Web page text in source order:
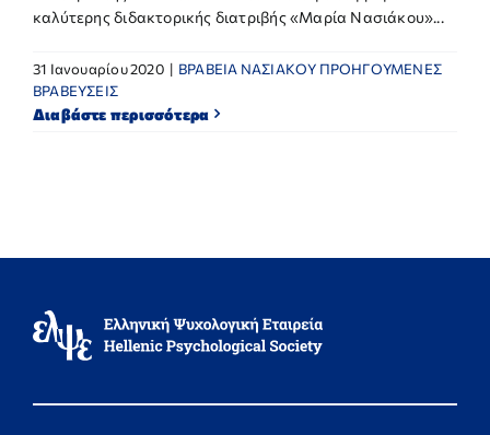
καλύτερης διδακτορικής διατριβής «Μαρία Νασιάκου»...
31 Ιανουαρίου 2020 | ΒΡΑΒΕΙΑ ΝΑΣΙΑΚΟΥ ΠΡΟΗΓΟΥΜΕΝΕΣ
ΒΡΑΒΕΥΣΕΙΣ
Διαβάστε περισσότερα